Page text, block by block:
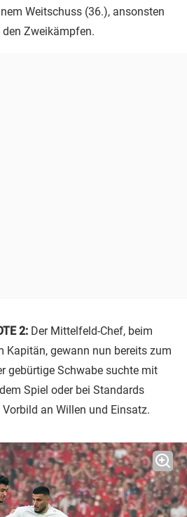
Weitschuss (36.), ansonsten
Zweikämpfen.
2: Der Mittelfeld-Chef, beim
Kapitän, gewann nun bereits zum
gebürtige Schwabe suchte mit
Spiel oder bei Standards
an Willen und Einsatz.